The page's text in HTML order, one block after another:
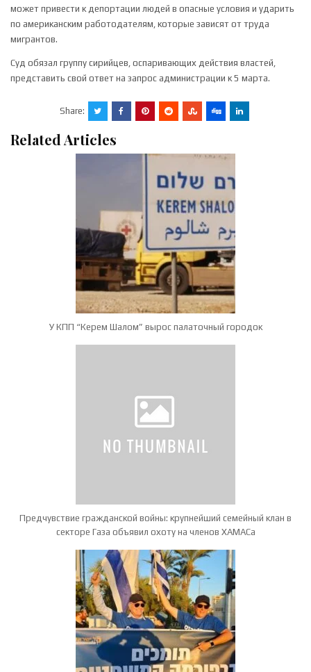
может привести к депортации людей в опасные условия и ударить
по американским работодателям, которые зависят от труда
мигрантов.
Суд обязал группу сирийцев, оспаривающих действия властей,
представить свой ответ на запрос администрации к 5 марта.
Share:
Related Articles
У КПП “Керем Шалом” вырос палаточный городок
Предчувствие гражданской войны: крупнейший семейный клан в
секторе Газа объявил охоту на членов ХАМАСа